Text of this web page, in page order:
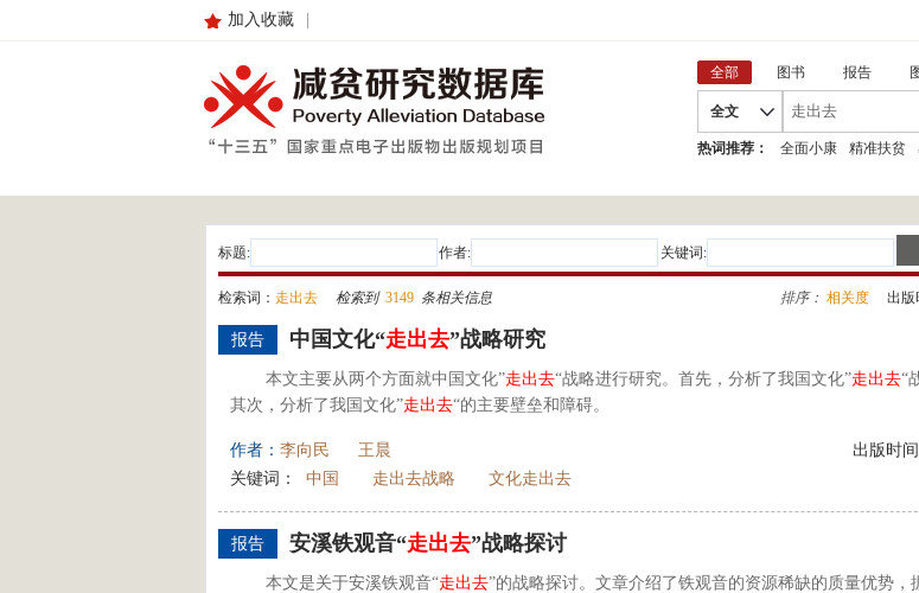
加入收藏
全部 图书 报告
全文
热词推荐： 全面小康 精准扶贫
标题: 作者: 关键词:
排序： 相关度 出版
检索词： 走出去 检索到 3149 条相关信息
报告 中国文化“走出去”战略研究
本文主要从两个方面就中国文化”走出去“战略进行研究。首先，分析了我国文化”走出去“
其次，分析了我国文化”走出去“的主要壁垒和障碍。
作者： 李向民 王晨
出版时
关键词：
中国 走出去战略 文化走出去
报告 安溪铁观音“走出去”战略探讨
本文是关于安溪铁观音“走出去”的战略探讨。文章介绍了铁观音的资源稀缺的质量优势，